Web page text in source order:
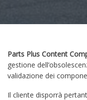
Parts Plus Content
gestione
validazione dei
Il cliente disporrà